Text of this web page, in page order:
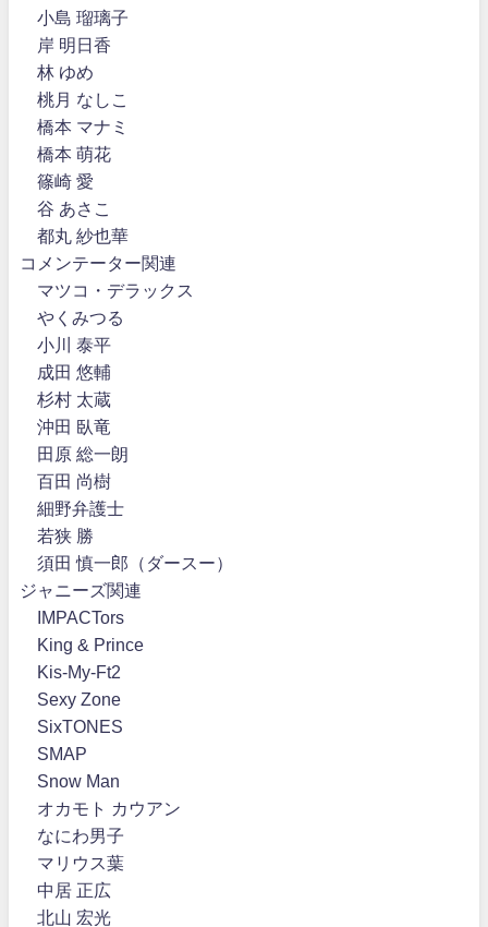
小島 瑠璃子
岸 明日香
林 ゆめ
桃月 なしこ
橋本 マナミ
橋本 萌花
篠崎 愛
谷 あさこ
都丸 紗也華
コメンテーター関連
マツコ・デラックス
やくみつる
小川 泰平
成田 悠輔
杉村 太蔵
沖田 臥竜
田原 総一朗
百田 尚樹
細野弁護士
若狭 勝
須田 慎一郎（ダースー）
ジャニーズ関連
IMPACTors
King & Prince
Kis-My-Ft2
Sexy Zone
SixTONES
SMAP
Snow Man
オカモト カウアン
なにわ男子
マリウス葉
中居 正広
北山 宏光